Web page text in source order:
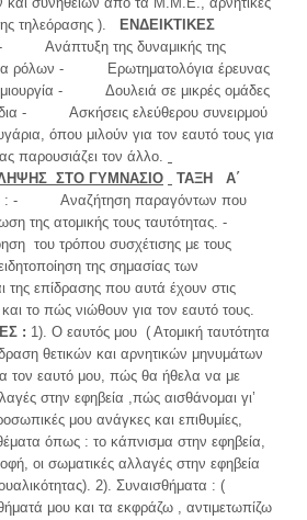
τηλεόρασης ).
ΕΝΔΕΙΚΤΙΚΕΣ
Ανάπτυξη της δυναμικής της
ρόλων - Ερωτηματολόγια έρευνας
- Δουλειά σε μικρές ομάδες
- Ασκήσεις ελεύθερου συνειρμού
όπου μιλούν για τον εαυτό τους για
παρουσιάζει τον άλλο.
ΣΤΟ ΓΥΜΝΑΣΙΟ
ΤΑΞΗ Α΄
: - Αναζήτηση παραγόντων που
της ατομικής τους ταυτότητας. -
του τρόπου συσχέτισης με τους
της σημασίας των
της επίδρασης που αυτά έχουν στις
το πώς νιώθουν για τον εαυτό τους.
: 1). Ο εαυτός μου ( Ατομική ταυτότητα
θετικών και αρνητικών μηνυμάτων
τον εαυτό μου, πώς θα ήθελα να με
στην εφηβεία ,πώς αισθάνομαι γι’
μου ανάγκες και επιθυμίες,
όπως : το κάπνισμα στην εφηβεία,
οι σωματικές αλλαγές στην εφηβεία
2). Συναισθήματα : (
μου και τα εκφράζω , αντιμετωπίζω